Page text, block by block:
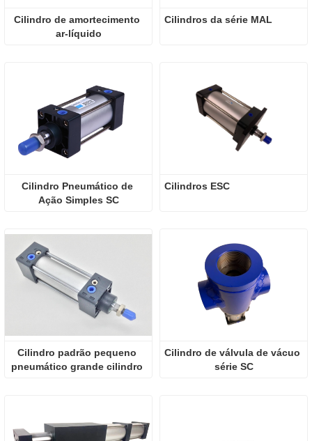
Cilindro de amortecimento
ar-líquido
Cilindros da série MAL
Cilindro Pneumático de
Ação Simples SC
Cilindros ESC
Cilindro padrão pequeno
pneumático grande cilindro
Cilindro de válvula de vácuo
série SC